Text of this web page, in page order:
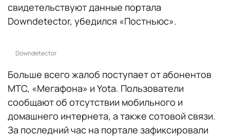
свидетельствуют данные портала
Downdetector, убедился «Постньюс».
Downdetector
Больше всего жалоб поступает от абонентов
МТС, «Мегафона» и Yota. Пользователи
сообщают об отсутствии мобильного и
домашнего интернета, а также сотовой связи.
За последний час на портале зафиксировали